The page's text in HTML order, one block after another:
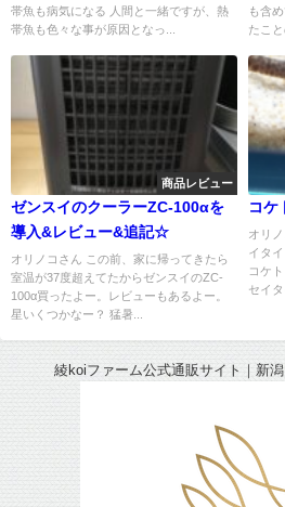
帯魚も病気になる 人間と一緒ですが、熱
帯魚も色々な事が原因となっ...
も含
たこと
商品レビュー
ゼンスイのクーラーZC-100αを
導入&レビュー&追記☆
オリノコさん この前、家に帰ってきたら
室温が37度超えてたからゼンスイのZC-
100α買ったよー。レビューもあるよー。
星いくつかなー？ 猛暑...
コケ
オリ
イタ
コケ
セイ
綾koiファーム公式通販サイト｜新